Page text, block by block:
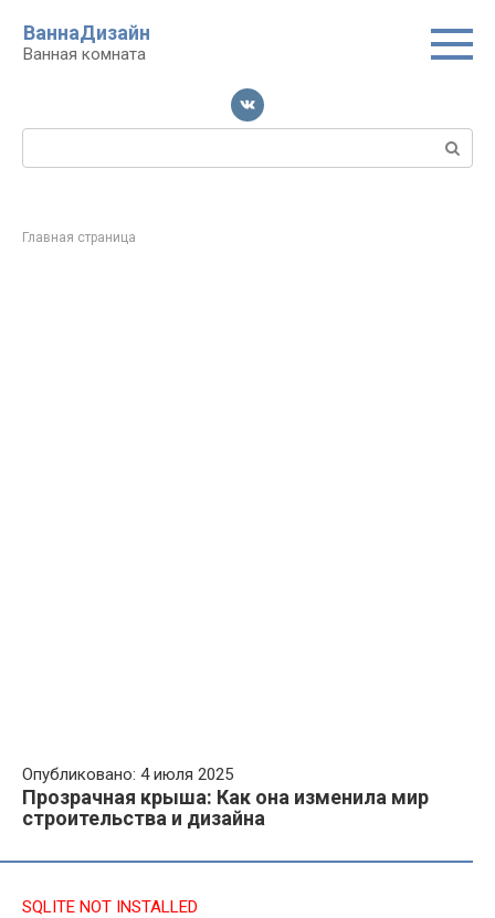
контенту
ВаннаДизайн
Ванная комната
Поиск:
Главная страница
Опубликовано: 4 июля 2025
Прозрачная крыша: Как она изменила мир
строительства и дизайна
SQLITE NOT INSTALLED